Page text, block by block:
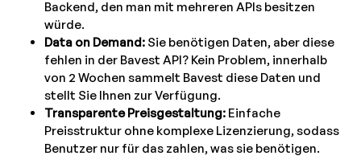
Backend, den man mit mehreren APIs besitzen
würde.
Data on Demand: Sie benötigen Daten, aber diese
fehlen in der Bavest API? Kein Problem, innerhalb
von 2 Wochen sammelt Bavest diese Daten und
stellt Sie Ihnen zur Verfügung.
Transparente Preisgestaltung: Einfache
Preisstruktur ohne komplexe Lizenzierung, sodass
Benutzer nur für das zahlen, was sie benötigen.